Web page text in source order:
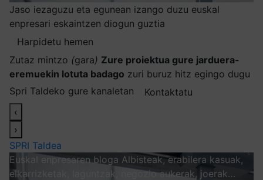
Jaso iezaguzu eta egunean izango duzu euskal
enpresari eskaintzen diogun guztia
Harpidetu hemen
Zutaz mintzo (gara) Zure proiektua gure jarduera-
eremuekin lotuta badago zuri buruz hitz egingo dugu
Spri Taldeko gure kanaletan
Kontaktatu
‹
›
SPRI Taldea
Euskal enpresaren bloga Albisteak, erabilera kasuak,
elkarrizketak, laguntzak, negozio aukerak, joerak…